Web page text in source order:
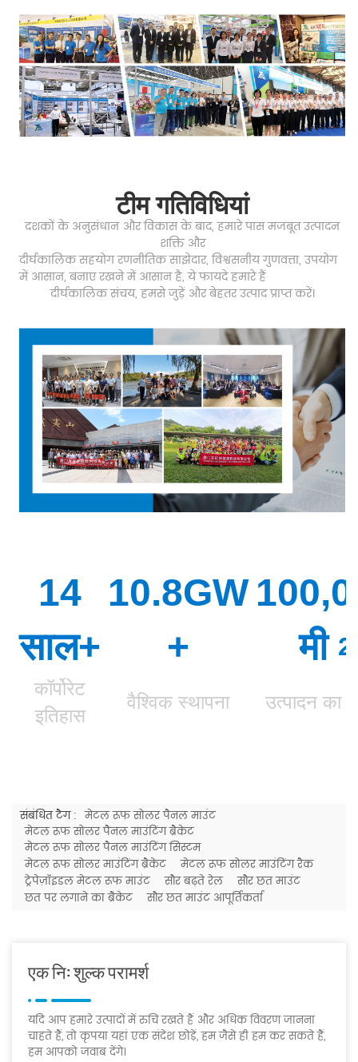
टीम गतिविधियां
दशकों के अनुसंधान और विकास के बाद, हमारे पास मजबूत उत्पादन
शक्ति और
दीर्घकालिक सहयोग रणनीतिक साझेदार, विश्वसनीय गुणवत्ता, उपयोग
में आसान, बनाए रखने में आसान है, ये फायदे हमारे हैं
दीर्घकालिक संचय,हमसे जुड़ें और बेहतर उत्पाद प्राप्त करें।
14
साल+
10.8GW
+
मी 2
कॉर्पोरेट
इतिहास
वैश्विक स्थापना उत्पादन का
संबंधित टैग : मेटल रूफ सोलर पैनल माउंट
मेटल रूफ सोलर पैनल माउंटिंग ब्रैकेट
मेटल रूफ सोलर पैनल माउंटिंग सिस्टम
मेटल रूफ सोलर माउंटिंग ब्रैकेट
मेटल रूफ सोलर माउंटिंग रैक
ट्रेपेज़ॉइडल मेटल रूफ माउंट
सौर बढ़ते रेल
सौर छत माउंट
छत पर लगाने का ब्रैकेट
सौर छत माउंट आपूर्तिकर्ता
एक नि: शुल्क परामर्श
यदि आप हमारे उत्पादों में रुचि रखते हैं और अधिक विवरण जानना
चाहते हैं, तो कृपया यहां एक संदेश छोड़ें, हम जैसे ही हम कर सकते हैं,
हम आपको जवाब देंगे।